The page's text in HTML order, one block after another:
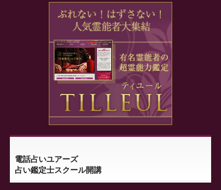
電話占いユアーズ
占い鑑定士スクール開講